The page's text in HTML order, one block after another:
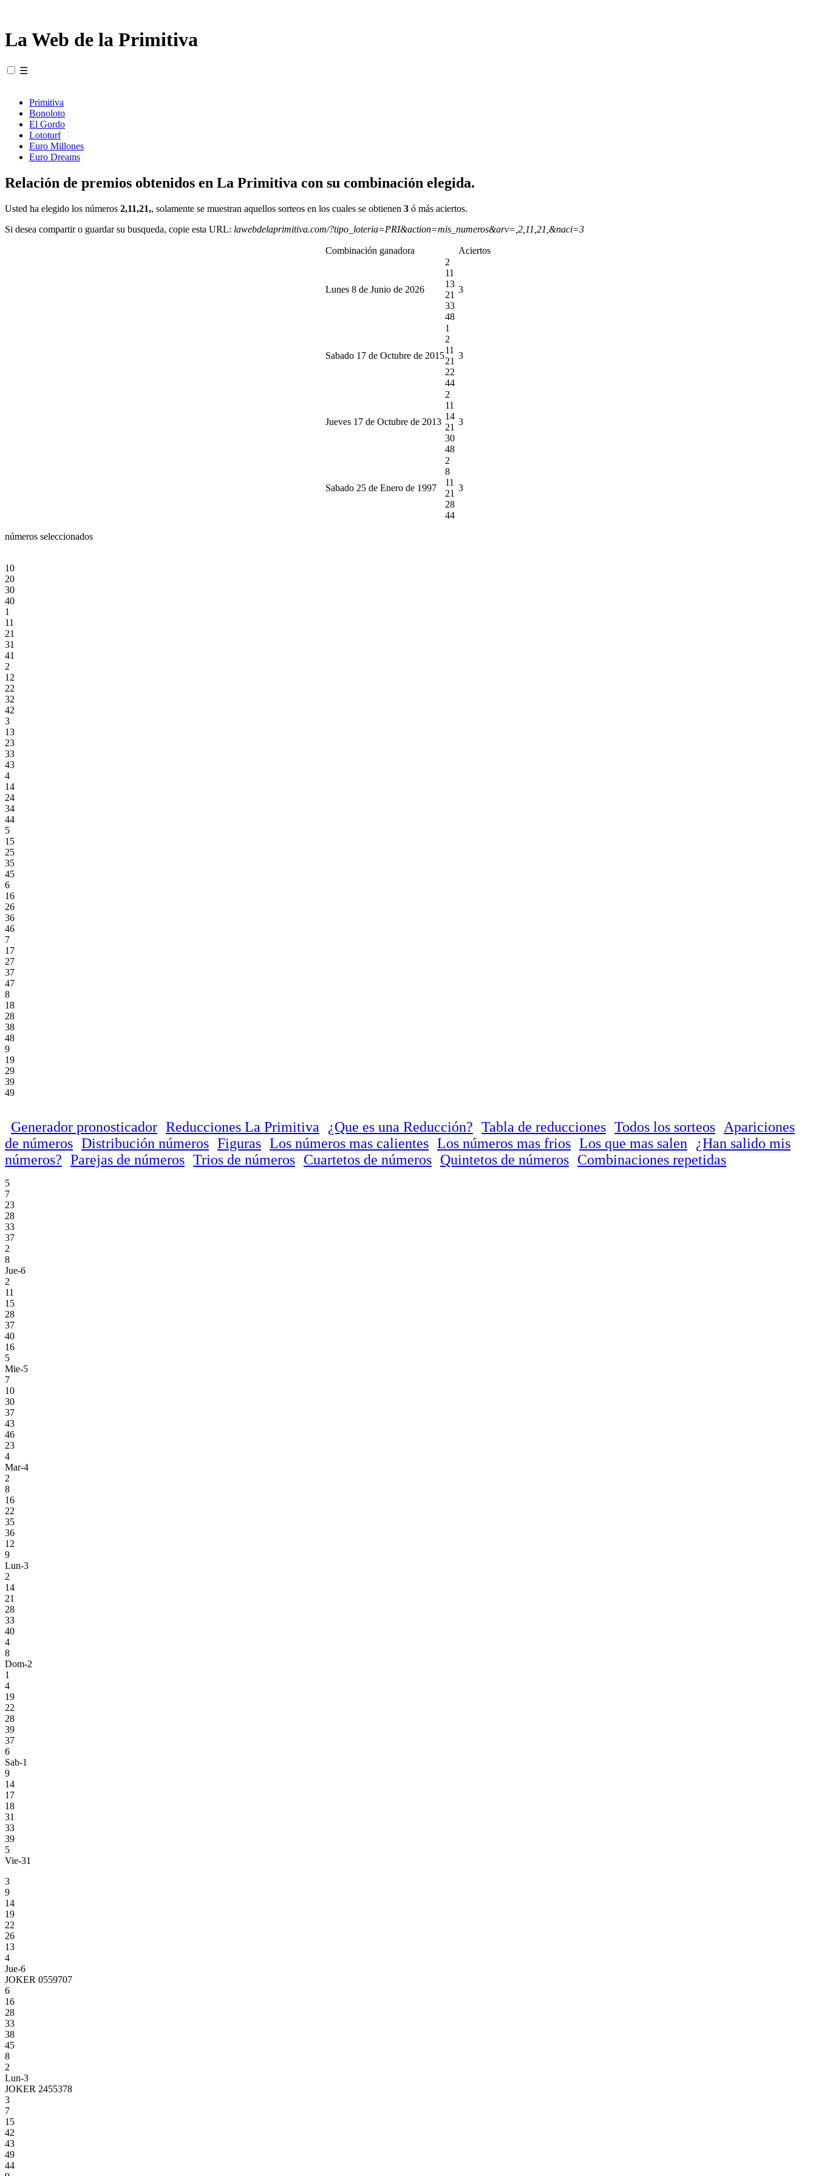
La Web de la Primitiva
☰
Primitiva
Bonoloto
El Gordo
Lototurf
Euro Millones
Euro Dreams
Relación de premios obtenidos en La Primitiva con su combinación elegida.
Usted ha elegido los números 2,11,21,, solamente se muestran aquellos sorteos en los cuales se obtienen 3 ó más aciertos.
Si desea compartir o guardar su busqueda, copie esta URL: lawebdelaprimitiva.com/?tipo_loteria=PRI&action=mis_numeros&arv=,2,11,21,&naci=3
Combinación ganadora Aciertos
Lunes 8 de Junio de 2026
2
11
13
21
33
48
3
Sabado 17 de Octubre de 2015
1
2
11
21
22
44
3
Jueves 17 de Octubre de 2013
2
11
14
21
30
48
3
Sabado 25 de Enero de 1997
2
8
11
21
28
44
3
números seleccionados
10
20
30
40
1
11
21
31
41
2
12
22
32
42
3
13
23
33
43
4
14
24
34
44
5
15
25
35
45
6
16
26
36
46
7
17
27
37
47
8
18
28
38
48
9
19
29
39
49
Generador pronosticador Reducciones La Primitiva ¿Que es una Reducción? Tabla de reducciones Todos los sorteos
Apariciones
de números Distribución números Figuras Los números mas calientes Los números mas frios Los que mas salen
¿Han salido mis
números? Parejas de números Trios de números Cuartetos de números Quintetos de números Combinaciones repetidas
5
7
23
28
33
37
2
8
Jue-6
2
11
15
28
37
40
16
5
Mie-5
7
10
30
37
43
46
23
4
Mar-4
2
8
16
22
35
36
12
9
Lun-3
2
14
21
28
33
40
4
8
Dom-2
1
4
19
22
28
39
37
6
Sab-1
9
14
17
18
31
33
39
5
Vie-31
3
9
14
19
22
26
13
4
Jue-6
JOKER 0559707
6
16
28
33
38
45
8
2
Lun-3
JOKER 2455378
3
7
15
42
43
49
44